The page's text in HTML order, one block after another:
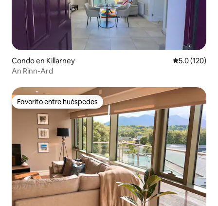
Condo en Killarney Calificación
5.0 (120)
An Rinn-Ard
Favorito entre huéspedes
Favorito entre huéspedes